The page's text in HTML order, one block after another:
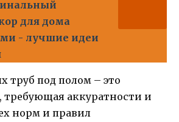
для дома
- лучшие идеи
труб под полом – это
требующая аккуратности и
норм и правил